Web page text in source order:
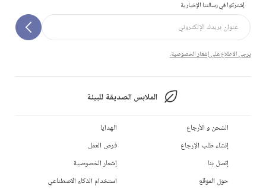
إشتركوا في رسالتنا الإخبارية
يرجى الاطلاع على إشعار الخصوصية.
الملابس الصديقة للبيئة
الشحن و الأرجاع
إنشاء طلب الإرجاع
إتصل بنا
حول الموقع
الهدايا
فرص العمل
إشعار الخصوصية
استخدام الذكاء الاصطناعي